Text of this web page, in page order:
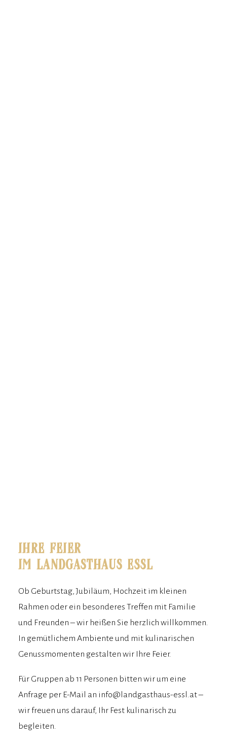
IHRE FEIER
IM LANDGASTHAUS ESSL
Ob Geburtstag, Jubiläum, Hochzeit im kleinen
Rahmen oder ein besonderes Treffen mit Familie
und Freunden – wir heißen Sie herzlich willkommen.
In gemütlichem Ambiente und mit kulinarischen
Genussmomenten gestalten wir Ihre Feier.
Für Gruppen ab 11 Personen bitten wir um eine
Anfrage per E-Mail an info@landgasthaus-essl.at –
wir freuen uns darauf, Ihr Fest kulinarisch zu
begleiten.